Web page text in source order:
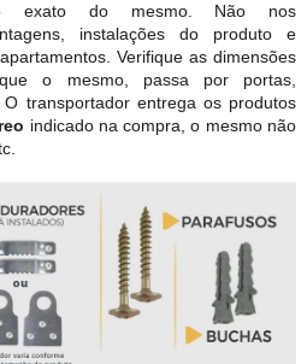
exato do mesmo. Não nos
instalações do produto e
Verifique as dimensões
o mesmo, passa por portas,
transportador entrega os produtos
indicado na compra, o mesmo não